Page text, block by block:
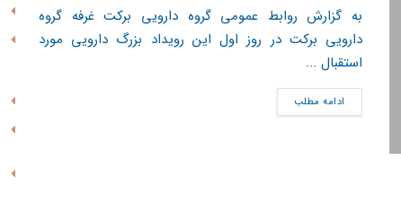
به گزارش روابط عمومی گروه دارویی برکت غرفه گروه
دارویی برکت در روز اول این رویداد بزرگ دارویی مورد
استقبال ...
ادامه مطلب